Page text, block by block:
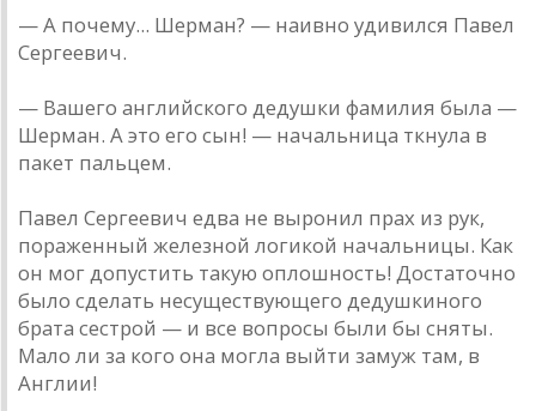
— А почему... Шерман? — наивно удивился Павел
Сергеевич.
— Вашего английского дедушки фамилия была —
Шерман. А это его сын! — начальница ткнула в
пакет пальцем.
Павел Сергеевич едва не выронил прах из рук,
пораженный железной логикой начальницы. Как
он мог допустить такую оплошность! Достаточно
было сделать несуществующего дедушкиного
брата сестрой — и все вопросы были бы сняты.
Мало ли за кого она могла выйти замуж там, в
Англии!